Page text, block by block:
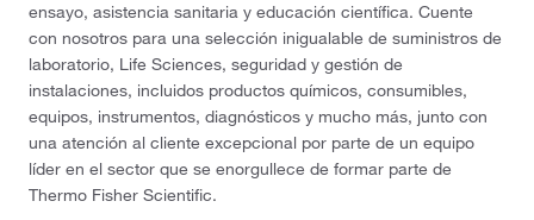
ensayo, asistencia sanitaria y educación científica. Cuente
con nosotros para una selección inigualable de suministros de
laboratorio, Life Sciences, seguridad y gestión de
instalaciones, incluidos productos químicos, consumibles,
equipos, instrumentos, diagnósticos y mucho más, junto con
una atención al cliente excepcional por parte de un equipo
líder en el sector que se enorgullece de formar parte de
Thermo Fisher Scientific.